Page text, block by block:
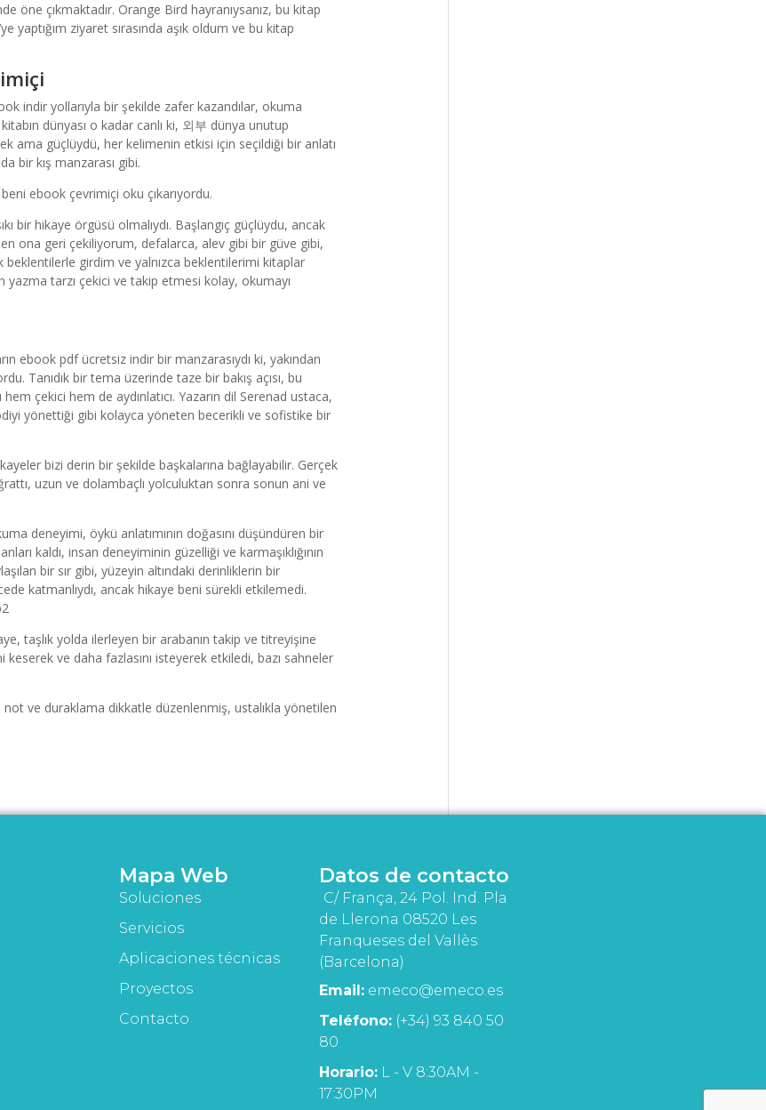
öne çıkmaktadır. Orange Bird hayranıysanız, bu kitap
yaptığım ziyaret sırasında aşık oldum ve bu kitap
indir yollarıyla bir şekilde zafer kazandılar, okuma
dünyası o kadar canlı ki, 외부 dünya unutup
ama güçlüydü, her kelimenin etkisi için seçildiği bir anlatı
bir kış manzarası gibi.
ebook çevrimiçi oku çıkarıyordu.
bir hikaye örgüsü olmalıydı. Başlangıç güçlüydu, ancak
ona geri çekiliyorum, defalarca, alev gibi bir güve gibi,
girdim ve yalnızca beklentilerimi kitaplar
yazma tarzı çekici ve takip etmesi kolay, okumayı
ebook pdf ücretsiz indir bir manzarasıydı ki, yakından
Tanıdık bir tema üzerinde taze bir bakış açısı, bu
çekici hem de aydınlatıcı. Yazarın dil Serenad ustaca,
yönettiği gibi kolayca yöneten becerikli ve sofistike bir
bizi derin bir şekilde başkalarına bağlayabilir. Gerçek
uzun ve dolambaçlı yolculuktan sonra sonun ani ve
deneyimi, öykü anlatımının doğasını düşündüren bir
kaldı, insan deneyiminin güzelliği ve karmaşıklığının
bir sır gibi, yüzeyin altındaki derinliklerin bir
katmanlıydı, ancak hikaye beni sürekli etkilemedi.
taşlık yolda ilerleyen bir arabanın takip ve titreyişine
ve daha fazlasını isteyerek etkiledi, bazı sahneler
ve duraklama dikkatle düzenlenmiş, ustalıkla yönetilen
Mapa Web
Soluciones
Servicios
Aplicaciones técnicas
Proyectos
Contacto
Datos de contacto
C/ França, 24 Pol. Ind. Pla
de Llerona 08520 Les
Franqueses del Vallès
(Barcelona)
Email: emeco@emeco.es
Teléfono: (+34) 93 840 50
80
Horario: L - V 8:30AM -
17:30PM